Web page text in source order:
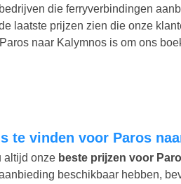
die ferryverbindingen
laatste prijzen zien die onze
naar Kalymnos is om ons
te vinden voor Paros
altijd onze beste prijzen voor
beschikbaar hebben,